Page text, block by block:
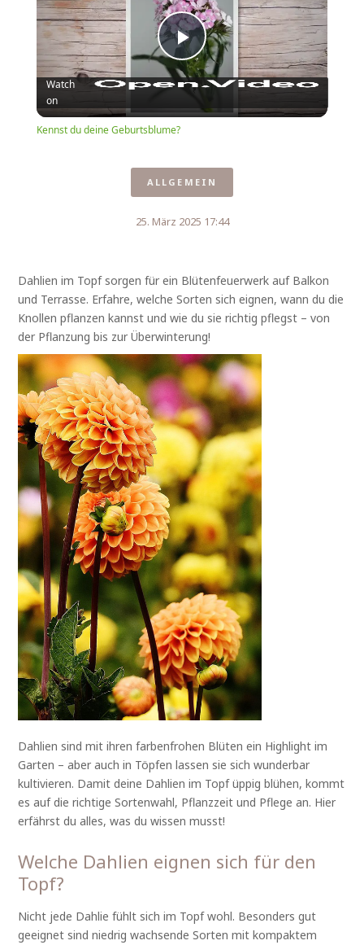
Play
Video
Watch
on
Kennst du deine Geburtsblume?
ALLGEMEIN
25. März 2025 17:44
Dahlien im Topf sorgen für ein Blütenfeuerwerk auf Balkon
und Terrasse. Erfahre, welche Sorten sich eignen, wann du die
Knollen pflanzen kannst und wie du sie richtig pflegst – von
der Pflanzung bis zur Überwinterung!
Dahlien sind mit ihren farbenfrohen Blüten ein Highlight im
Garten – aber auch in Töpfen lassen sie sich wunderbar
kultivieren. Damit deine Dahlien im Topf üppig blühen, kommt
es auf die richtige Sortenwahl, Pflanzzeit und Pflege an. Hier
erfährst du alles, was du wissen musst!
Welche Dahlien eignen sich für den
Topf?
Nicht jede Dahlie fühlt sich im Topf wohl. Besonders gut
geeignet sind niedrig wachsende Sorten mit kompaktem